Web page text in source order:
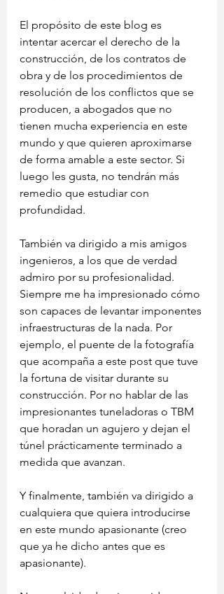
El propósito de este blog es
intentar acercar el derecho de la
construcción, de los contratos de
obra y de los procedimientos de
resolución de los conflictos que se
producen, a abogados que no
tienen mucha experiencia en este
mundo y que quieren aproximarse
de forma amable a este sector. Si
luego les gusta, no tendrán más
remedio que estudiar con
profundidad.
También va dirigido a mis amigos
ingenieros, a los que de verdad
admiro por su profesionalidad.
Siempre me ha impresionado cómo
son capaces de levantar imponentes
infraestructuras de la nada. Por
ejemplo, el puente de la fotografía
que acompaña a este post que tuve
la fortuna de visitar durante su
construcción. Por no hablar de las
impresionantes tuneladoras o TBM
que horadan un agujero y dejan el
túnel prácticamente terminado a
medida que avanzan.
Y finalmente, también va dirigido a
cualquiera que quiera introducirse
en este mundo apasionante (creo
que ya he dicho antes que es
apasionante).